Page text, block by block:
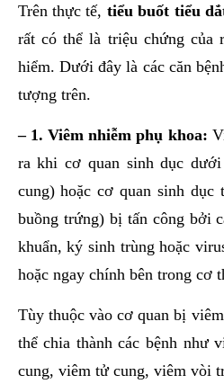
Trên thực tế, tiểu buốt tiểu
rất có thể là triệu chứng của
hiểm. Dưới đây là các căn
tượng trên.
– 1. Viêm nhiễm phụ khoa:
ra khi cơ quan sinh dục
cung) hoặc cơ quan sinh
buồng trứng) bị tấn công bởi
khuẩn, ký sinh trùng hoặc
hoặc ngay chính bên trong cơ
Tùy thuộc vào cơ quan bị
thể chia thành các bệnh như
cung, viêm tử cung, viêm vòi